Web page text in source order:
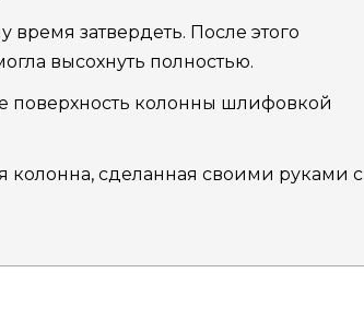
время затвердеть. После этого
высохнуть полностью.
поверхность колонны шлифовкой
колонна, сделанная своими руками с